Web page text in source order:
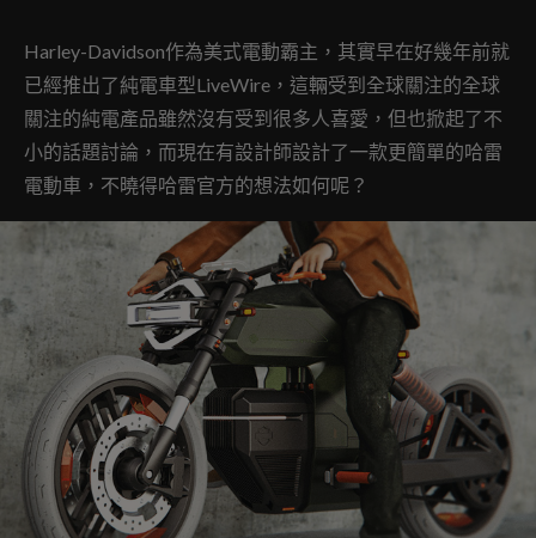
Harley-Davidson作為美式電動霸主，其實早在好幾年前就
已經推出了純電車型LiveWire，這輛受到全球關注的全球
關注的純電產品雖然沒有受到很多人喜愛，但也掀起了不
小的話題討論，而現在有設計師設計了一款更簡單的哈雷
電動車，不曉得哈雷官方的想法如何呢？